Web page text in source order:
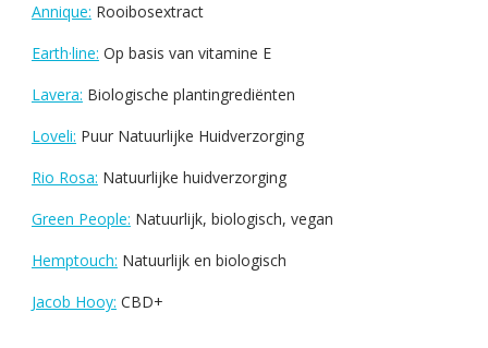
Annique: Rooibosextract
Earth·line: Op basis van vitamine E
Lavera: Biologische plantingrediënten
Loveli: Puur Natuurlijke Huidverzorging
Rio Rosa: Natuurlijke huidverzorging
Green People: Natuurlijk, biologisch, vegan
Hemptouch: Natuurlijk en biologisch
Jacob Hooy: CBD+